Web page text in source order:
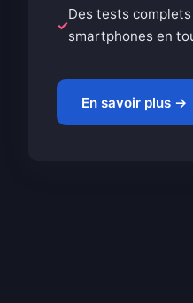
Des tests
smartphones en
En savoir plus →